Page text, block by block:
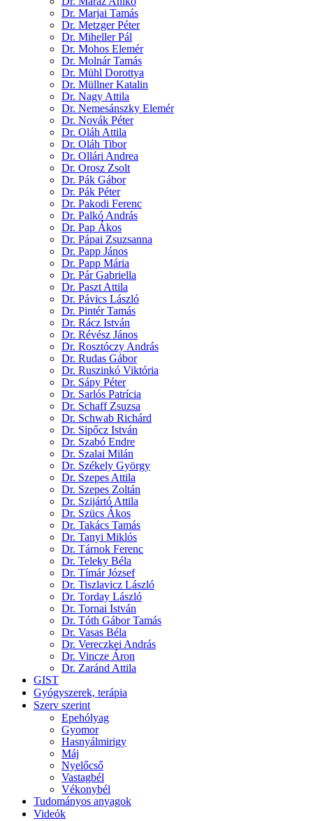
Dr. Marjai Tamás
Dr. Metzger Péter
Dr. Miheller Pál
Dr. Mohos Elemér
Dr. Molnár Tamás
Dr. Mühl Dorottya
Dr. Müllner Katalin
Dr. Nagy Attila
Dr. Nemesánszky Elemér
Dr. Novák Péter
Dr. Oláh Attila
Dr. Oláh Tibor
Dr. Ollári Andrea
Dr. Orosz Zsolt
Dr. Pák Gábor
Dr. Pák Péter
Dr. Pakodi Ferenc
Dr. Palkó András
Dr. Pap Ákos
Dr. Pápai Zsuzsanna
Dr. Papp János
Dr. Papp Mária
Dr. Pár Gabriella
Dr. Paszt Attila
Dr. Pávics László
Dr. Pintér Tamás
Dr. Rácz István
Dr. Révész János
Dr. Rosztóczy András
Dr. Rudas Gábor
Dr. Ruszinkó Viktória
Dr. Sápy Péter
Dr. Sarlós Patrícia
Dr. Schaff Zsuzsa
Dr. Schwab Richárd
Dr. Sipőcz István
Dr. Szabó Endre
Dr. Szalai Milán
Dr. Székely György
Dr. Szepes Attila
Dr. Szepes Zoltán
Dr. Szijártó Attila
Dr. Szücs Ákos
Dr. Takács Tamás
Dr. Tanyi Miklós
Dr. Tárnok Ferenc
Dr. Teleky Béla
Dr. Tímár József
Dr. Tiszlavicz László
Dr. Torday László
Dr. Tornai István
Dr. Tóth Gábor Tamás
Dr. Vasas Béla
Dr. Vereczkei András
Dr. Vincze Áron
Dr. Zaránd Attila
GIST
Gyógyszerek, terápia
Szerv szerint
Epehólyag
Gyomor
Hasnyálmirigy
Máj
Nyelőcső
Vastagbél
Vékonybél
Tudományos anyagok
Videók